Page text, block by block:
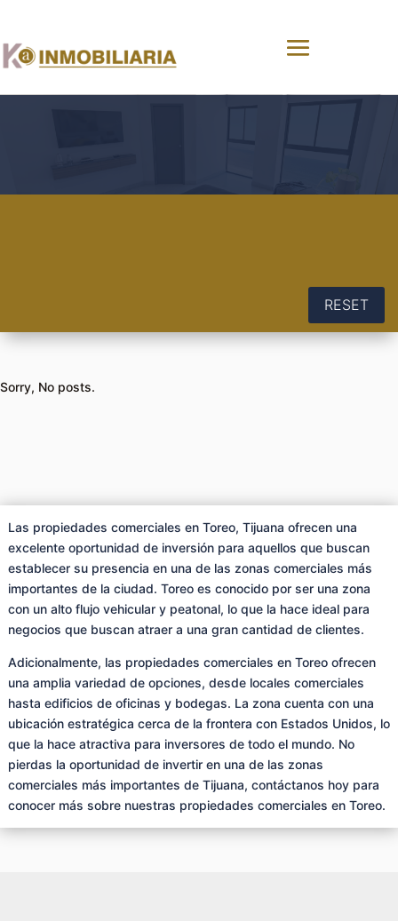
RESET
Sorry, No posts.
Las propiedades comerciales en Toreo, Tijuana ofrecen una
excelente oportunidad de inversión para aquellos que buscan
establecer su presencia en una de las zonas comerciales más
importantes de la ciudad. Toreo es conocido por ser una zona
con un alto flujo vehicular y peatonal, lo que la hace ideal para
negocios que buscan atraer a una gran cantidad de clientes.
Adicionalmente, las propiedades comerciales en Toreo ofrecen
una amplia variedad de opciones, desde locales comerciales
hasta edificios de oficinas y bodegas. La zona cuenta con una
ubicación estratégica cerca de la frontera con Estados Unidos, lo
que la hace atractiva para inversores de todo el mundo. No
pierdas la oportunidad de invertir en una de las zonas
comerciales más importantes de Tijuana, contáctanos hoy para
conocer más sobre nuestras propiedades comerciales en Toreo.